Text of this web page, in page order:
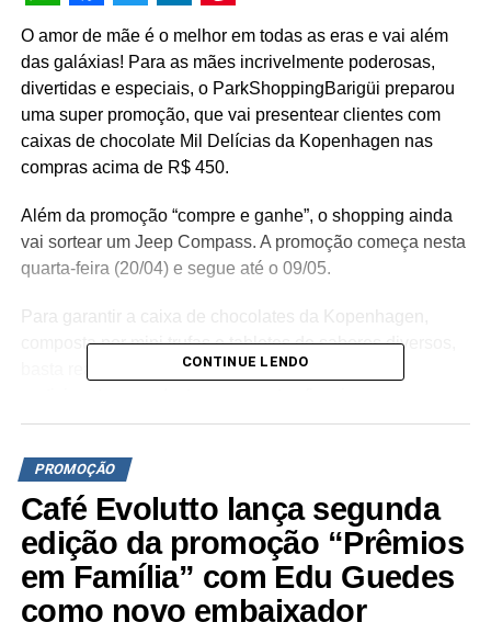
WhatsApp
Facebook
Twitter
LinkedIn
Pinterest
O amor de mãe é o melhor em todas as eras e vai além
das galáxias! Para as mães incrivelmente poderosas,
divertidas e especiais, o ParkShoppingBarigüi preparou
uma super promoção, que vai presentear clientes com
caixas de chocolate Mil Delícias da Kopenhagen nas
compras acima de R$ 450.
Além da promoção “compre e ganhe”, o shopping ainda
vai sortear um Jeep Compass. A promoção começa nesta
quarta-feira (20/04) e segue até o 09/05.
Para garantir a caixa de chocolates da Kopenhagen,
composta por mini trufas e tabletes de sabores diversos,
basta realizar compras nas lojas e quiosques
Multi, clicando no botão Promoção de Dia das Mães. O
Cada cliente tem direito a uma caixa por CPF e a
promoção é válida enquanto durarem os estoques. O
balcão de trocas dos brindes está localizado no piso
térreo, em frente às Livrarias Curitiba. Baixe, cadastre e
participe!
CONTINUE LENDO
PROMOÇÃO
Café Evolutto lança segunda
edição da promoção “Prêmios
em Família” com Edu Guedes
como novo embaixador